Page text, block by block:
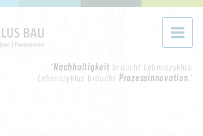
"Nachhaltigkeit braucht Lebenszyklus.
Lebenszyklus braucht Prozessinnovation."